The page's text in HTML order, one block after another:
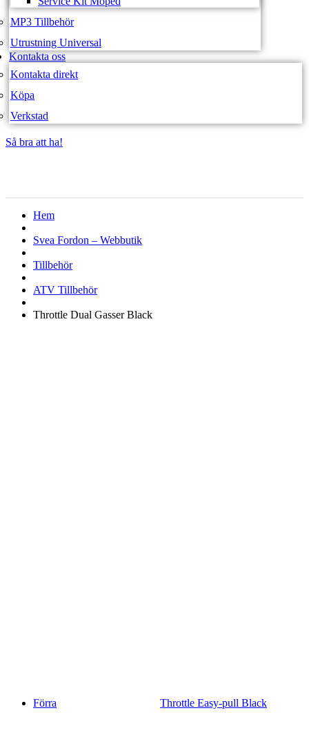
MP3 Tillbehör
Utrustning Universal
Kontakta oss
Kontakta direkt
Köpa
Verkstad
Så bra att ha!
Hem
Svea Fordon – Webbutik
Tillbehör
ATV Tillbehör
Throttle Dual Gasser Black
Förra Throttle Easy-pull Black